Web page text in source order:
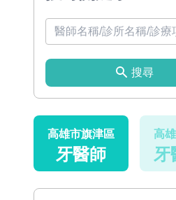
搜尋
高雄市旗津區
牙醫師
高
牙